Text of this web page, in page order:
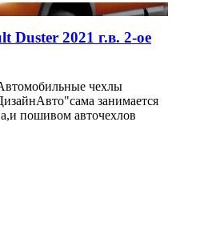
Duster 2021 г.в. 2-ое
чехлы
занимается
пошивом авточехлов